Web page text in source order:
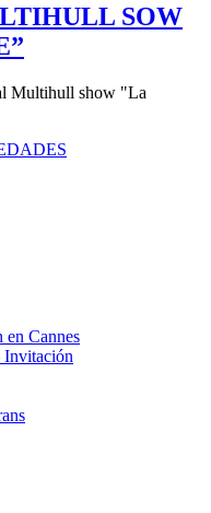
SOW
Multihull show "La
en Cannes
Invitación